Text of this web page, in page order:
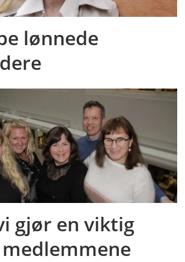
lønnede
gjør en viktig